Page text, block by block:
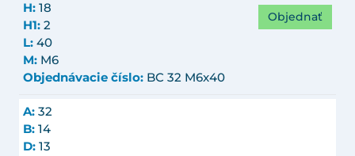
H: 18
H1: 2
L: 40
M: M6
Objednávacie číslo: BC 32 M6x40
Objednať
A: 32
B: 14
D: 13